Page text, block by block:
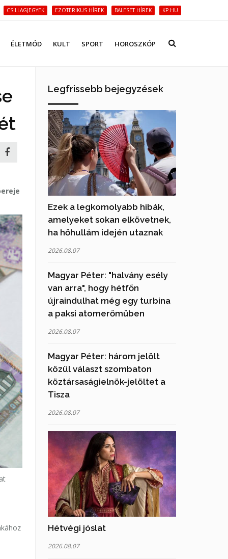
CSILLAGJEGYEK EZOTERIKUS HÍREK BALESET HÍREK KP.HU
ÉLETMÓD KULT SPORT HOROSZKÓP
Legfrissebb bejegyzések
Ezek a legkomolyabb hibák,
amelyeket sokan elkövetnek,
ha hőhullám idején utaznak
2026.08.07
Magyar Péter: "halvány esély
van arra", hogy hétfőn
újraindulhat még egy turbina
a paksi atomerőműben
2026.08.07
Magyar Péter: három jelölt
közül választ szombaton
köztársaságielnök-jelöltet a
Tisza
2026.08.07
Hétvégi jóslat
2026.08.07